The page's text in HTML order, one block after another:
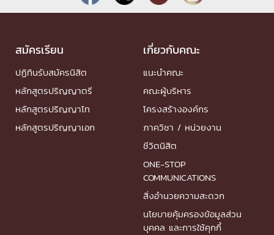
สมัครเรียน
ปฏิทินรับสมัครนิสิต
หลักสูตรปริญญาตรี
หลักสูตรปริญญาโท
หลักสูตรปริญญาเอก
เกี่ยวกับคณะ
แนะนำคณะ
คณะผู้บริหาร
โครงสร้างองค์กร
ภาควิชา / หน่วยงาน
ชีวิตนิสิต
ONE-STOP
COMMUNICATIONS
สิ่งอำนวยความสะดวก
นโยบายคุ้มครองข้อมูลส่วน
บุคคล และการใช้คุกกี้